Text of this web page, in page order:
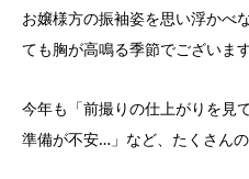
お嬢様方の振袖姿を思い浮かべ
ても胸が高鳴る季節でございます
今年も「前撮りの仕上がりを見
準備が不安…」など、たくさん